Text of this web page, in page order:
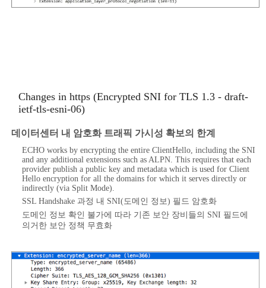
Changes in https (Encrypted SNI for TLS 1.3 - draft-
ietf-tls-esni-06)
데이터센터 내 암호화 트래픽 가시성 확보의 한계
ECHO works by encrypting the entire ClientHello, including the SNI
and any additional extensions such as ALPN. This requires that each
provider publish a public key and metadata which is used for Client
Hello encryption for all the domains for which it serves directly or
indirectly (via Split Mode).
SSL Handshake 과정 내 SNI(도메인 정보) 필드 암호화
도메인 정보 확인 불가에 따라 기존 보안 장비들의 SNI 필드에
의거한 보안 정책 무효화